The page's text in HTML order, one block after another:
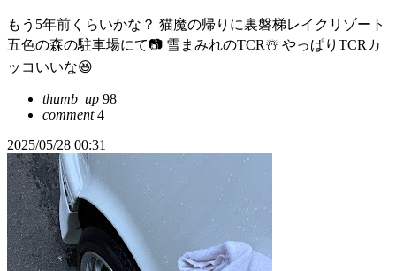
もう5年前くらいかな？ 猫魔の帰りに裏磐梯レイクリゾート
五色の森の駐車場にて📷 雪まみれのTCR☃️ やっぱりTCRカ
ッコいいな😆
thumb_up 98
comment4
2025/05/28 00:31